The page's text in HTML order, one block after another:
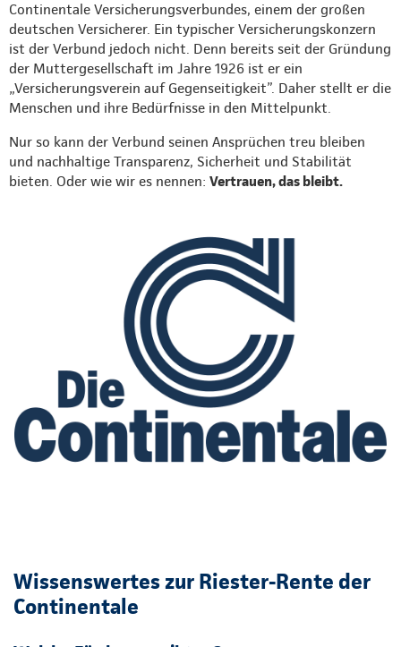
Continentale Versicherungsverbundes, einem der großen
deutschen Versicherer. Ein typischer Versicherungskonzern
ist der Verbund jedoch nicht. Denn bereits seit der Gründung
der Muttergesellschaft im Jahre 1926 ist er ein
„Versicherungsverein auf Gegenseitigkeit”. Daher stellt er die
Menschen und ihre Bedürfnisse in den Mittelpunkt.
Nur so kann der Verbund seinen Ansprüchen treu bleiben
und nachhaltige Transparenz, Sicherheit und Stabilität
bieten. Oder wie wir es nennen: Vertrauen, das bleibt.
Wissenswertes zur Riester-Rente der
Continentale